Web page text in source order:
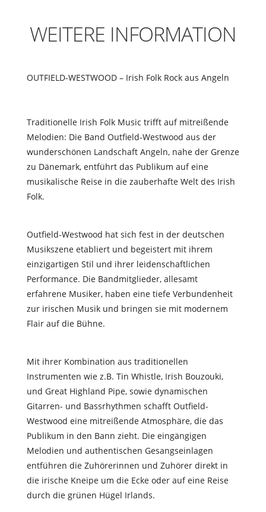
WEITERE INFORMATION
OUTFIELD-WESTWOOD – Irish Folk Rock aus Angeln
Traditionelle Irish Folk Music trifft auf mitreißende
Melodien: Die Band Outfield-Westwood aus der
wunderschönen Landschaft Angeln, nahe der Grenze
zu Dänemark, entführt das Publikum auf eine
musikalische Reise in die zauberhafte Welt des Irish
Folk.
Outfield-Westwood hat sich fest in der deutschen
Musikszene etabliert und begeistert mit ihrem
einzigartigen Stil und ihrer leidenschaftlichen
Performance. Die Bandmitglieder, allesamt
erfahrene Musiker, haben eine tiefe Verbundenheit
zur irischen Musik und bringen sie mit modernem
Flair auf die Bühne.
Mit ihrer Kombination aus traditionellen
Instrumenten wie z.B. Tin Whistle, Irish Bouzouki,
und Great Highland Pipe, sowie dynamischen
Gitarren- und Bassrhythmen schafft Outfield-
Westwood eine mitreißende Atmosphäre, die das
Publikum in den Bann zieht. Die eingängigen
Melodien und authentischen Gesangseinlagen
entführen die Zuhörerinnen und Zuhörer direkt in
die irische Kneipe um die Ecke oder auf eine Reise
durch die grünen Hügel Irlands.